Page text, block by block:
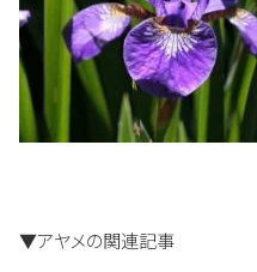
▼アヤメの関連記事